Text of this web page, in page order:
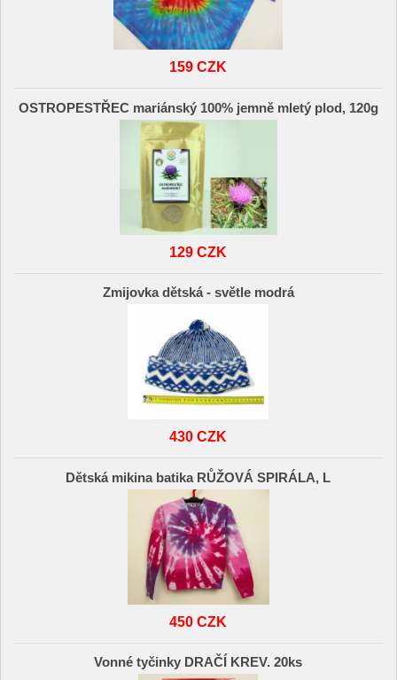
159 CZK
OSTROPESTŘEC mariánský 100% jemně mletý plod, 120g
129 CZK
Zmijovka dětská - světle modrá
430 CZK
Dětská mikina batika RŮŽOVÁ SPIRÁLA, L
450 CZK
Vonné tyčinky DRAČÍ KREV. 20ks